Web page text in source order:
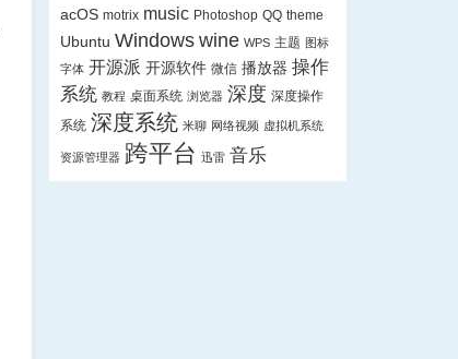
acOS motrix music Photoshop QQ theme
Ubuntu Windows wine WPS 主题 图标
字体 开源派 开源软件 微信 播放器 操作
系统 教程 桌面系统 浏览器 深度 深度操作
系统 深度系统 米聊 网络视频 虚拟机系统
资源管理器 跨平台 迅雷 音乐